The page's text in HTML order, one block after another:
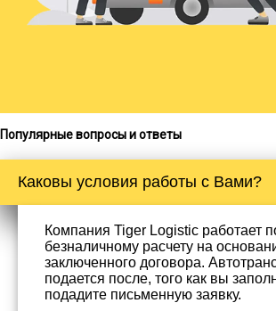
Популярные вопросы и ответы
Каковы условия работы с Вами?
Компания Tiger Logistic работает
безналичному расчету на
заключенного договора.
подается после, того как вы
подадите письменную заявку.